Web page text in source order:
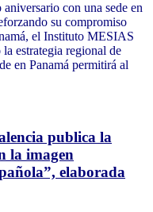
con una sede en
su compromiso
el Instituto MESIAS
estrategia regional de
en Panamá permitirá al
publica la
la imagen
elaborada